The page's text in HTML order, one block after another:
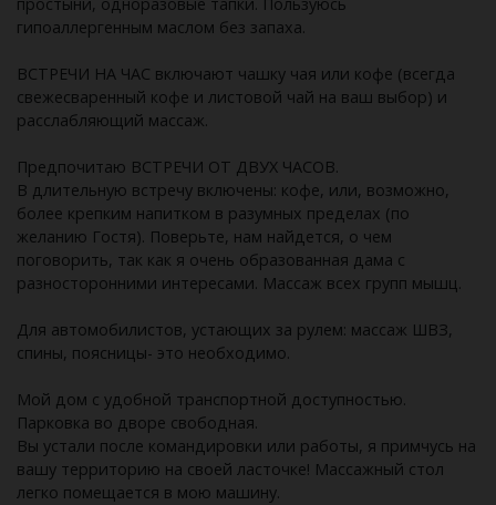
простыни, одноразовые тапки. Пользуюсь
гипоаллергенным маслом без запаха.
ВСТРЕЧИ НА ЧАС включают чашку чая или кофе (всегда
свежесваренный кофе и листовой чай на ваш выбор) и
расслабляющий массаж.
Предпочитаю ВСТРЕЧИ ОТ ДВУХ ЧАСОВ.
В длительную встречу включены: кофе, или, возможно,
более крепким напитком в разумных пределах (по
желанию Гостя). Поверьте, нам найдется, о чем
поговорить, так как я очень образованная дама с
разносторонними интересами. Массаж всех групп мышц.
Для автомобилистов, устающих за рулем: массаж ШВЗ,
спины, поясницы- это необходимо.
Мой дом с удобной транспортной доступностью.
Парковка во дворе свободная.
Вы устали после командировки или работы, я примчусь на
вашу территорию на своей ласточке! Массажный стол
легко помещается в мою машину.